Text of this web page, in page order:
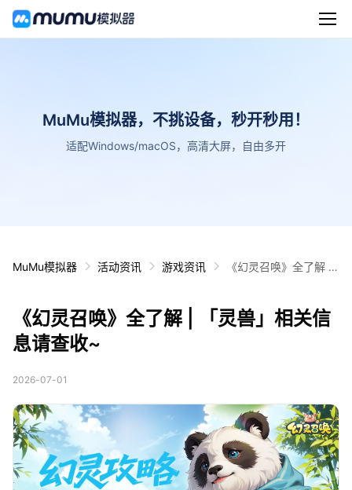
MuMu模拟器，不挑设备，秒开秒用！
适配Windows/macOS，高清大屏，自由多开
MuMu模拟器 活动资讯 游戏资讯
《幻灵召唤》全了解 |
《幻灵召唤》全了解 | 「灵兽」相关信
息请查收~
2026-07-01